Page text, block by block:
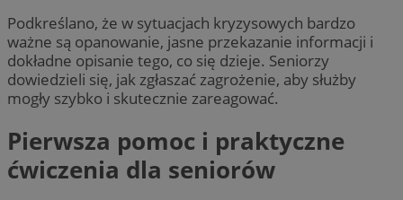
Podkreślano, że w sytuacjach kryzysowych bardzo
ważne są opanowanie, jasne przekazanie informacji i
dokładne opisanie tego, co się dzieje. Seniorzy
dowiedzieli się, jak zgłaszać zagrożenie, aby służby
mogły szybko i skutecznie zareagować.
Pierwsza pomoc i praktyczne
ćwiczenia dla seniorów